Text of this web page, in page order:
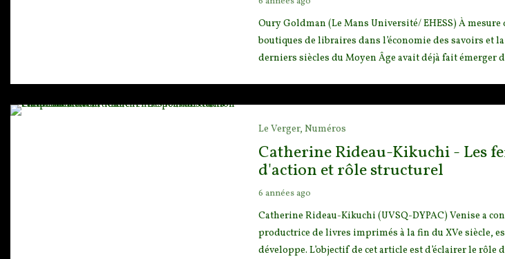
Oury Goldman (Le Mans Université/ EHESS) À
boutiques de libraires dans l’économie des savoirs et
derniers siècles du Moyen Âge avait déjà fait émerger
Le Verger, Numéros
Catherine Rideau-Kikuchi - Les
d'action et rôle structurel
6 années ago
Catherine Rideau-Kikuchi (UVSQ-DYPAC) Venise a
productrice de livres imprimés à la fin du XVe siècle,
développe. L’objectif de cet article est d’éclairer le